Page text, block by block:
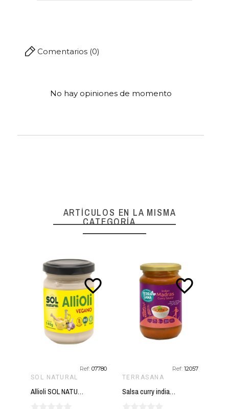
Comentarios (0)
No hay opiniones de momento
ARTÍCULOS EN LA MISMA
CATEGORÍA
Ref: 07780
SOL NATURAL
Allioli SOL NATURAL 140 gr BIO
favorite_border
Ref: 12057
TERRASANA
Salsa curry india madras 350 g TERRASANA
favorite_border